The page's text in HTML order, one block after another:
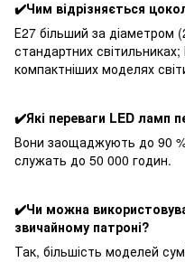
✔️Чим відрізняється
Е27 більший за діаметром
стандартних
компактніших моделях
✔️Які переваги LED ламп
Вони заощаджують до 90 %
служать до 50 000 годин.
✔️Чи можна
звичайному патроні?
Так, більшість моделей